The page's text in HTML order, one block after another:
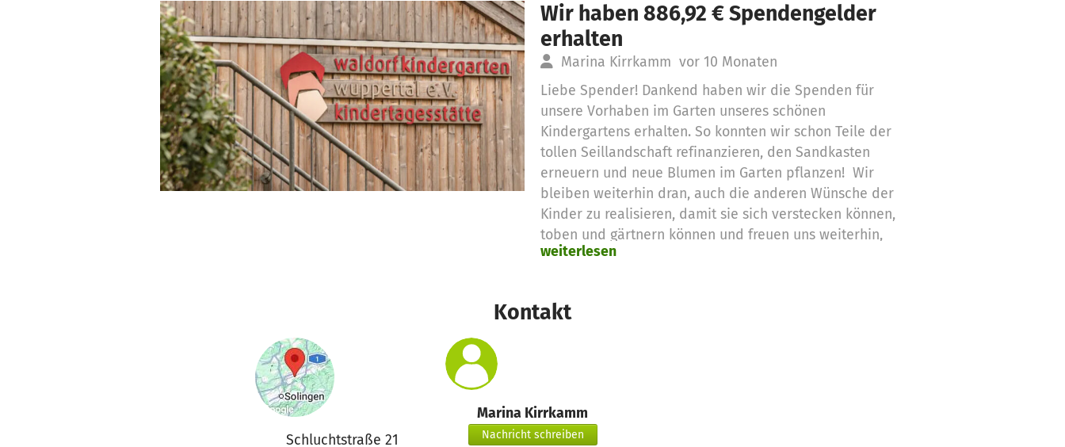
Wir haben 886,92 € Spendengelder
erhalten
Marina Kirrkamm vor 10 Monaten
Liebe Spender! Dankend haben wir die Spenden für
unsere Vorhaben im Garten unseres schönen
Kindergartens erhalten. So konnten wir schon Teile der
tollen Seillandschaft refinanzieren, den Sandkasten
erneuern und neue Blumen im Garten pflanzen! Wir
bleiben weiterhin dran, auch die anderen Wünsche der
Kinder zu realisieren, damit sie sich verstecken können,
toben und gärtnern können und freuen uns weiterhin,
wenn wir dabei unterstützt werden! Herzlichst, alle
weiterlesen
Kontakt
Schluchtstraße 21
Marina Kirrkamm
Nachricht schreiben